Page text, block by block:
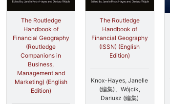
The Routledge
Handbook of
Financial Geography
(Routledge
Companions in
Business,
Management and
Marketing) (English
Edition)
The Routledge
Handbook of
Financial Geography
(ISSN) (English
Edition)
Knox-Hayes, Janelle
(編集)、Wójcik,
Dariusz (編集)